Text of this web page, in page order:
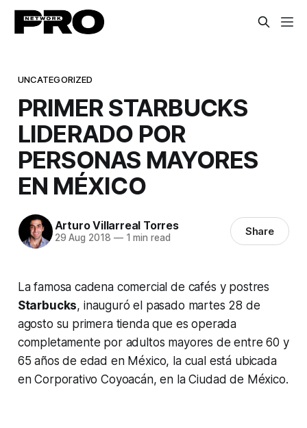
UNCATEGORIZED
PRIMER STARBUCKS
LIDERADO POR
PERSONAS MAYORES
EN MÉXICO
Arturo Villarreal Torres
29 Aug 2018 —1 min read Share
La famosa cadena comercial de cafés y postres
Starbucks, inauguró el pasado martes 28 de
agosto su primera tienda que es operada
completamente por adultos mayores de entre 60 y
65 años de edad en México, la cual está ubicada
en Corporativo Coyoacán, en la Ciudad de México.